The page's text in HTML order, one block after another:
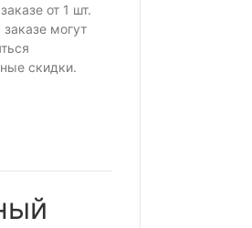
от 1 шт.
могут
скидки.